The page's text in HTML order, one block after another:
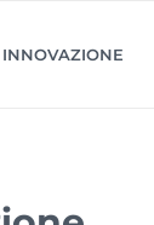
INNOVAZIONE